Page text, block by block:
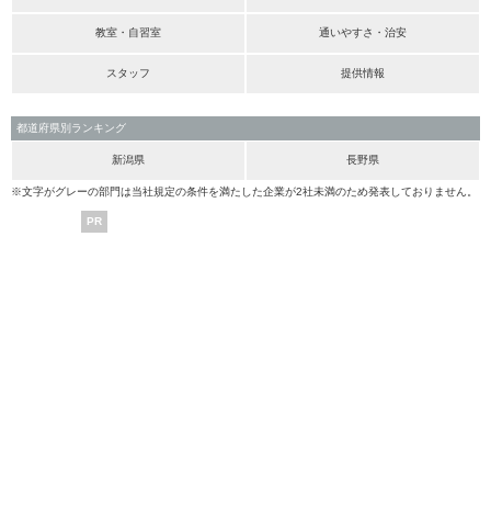
教室・自習室 通いやすさ・治安
スタッフ 提供情報
都道府県別ランキング
新潟県 長野県
※文字がグレーの部門は当社規定の条件を満たした企業が2社未満のため発表しておりません。
PR